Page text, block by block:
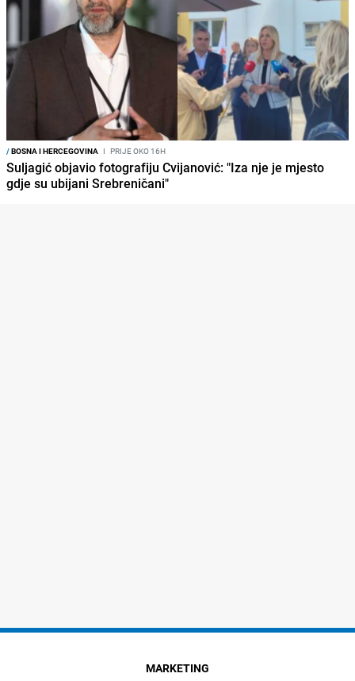
/BOSNA I HERCEGOVINA I PRIJE OKO 16H
Suljagić objavio fotografiju Cvijanović: "Iza nje je mjesto
gdje su ubijani Srebreničani"
MARKETING